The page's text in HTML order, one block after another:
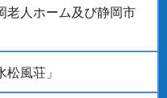
老人ホーム及び静岡市
風荘」